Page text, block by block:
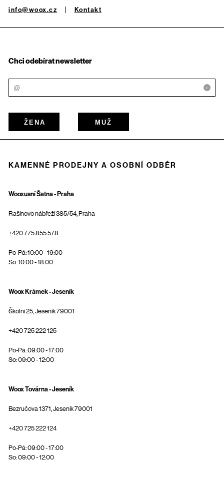
info@woox.cz Kontakt
Chci odebírat newsletter
i
ŽENA MUŽ
KAMENNÉ PRODEJNY A OSOBNÍ ODBĚR
Wooxusní Šatna - Praha
Rašínovo nábřeží 385/54, Praha
+420 775 855 578
Po-Pá: 10:00 - 19:00
So: 10:00 - 18:00
Woox Krámek - Jeseník
Školní 25, Jeseník 79001
+420 725 222 125
Po-Pá: 09:00 - 17:00
So: 09:00 - 12:00
Woox Továrna - Jeseník
Bezručova 1371, Jeseník 79001
+420 725 222 124
Po-Pá: 09:00 - 17:00
So: 09:00 - 12:00